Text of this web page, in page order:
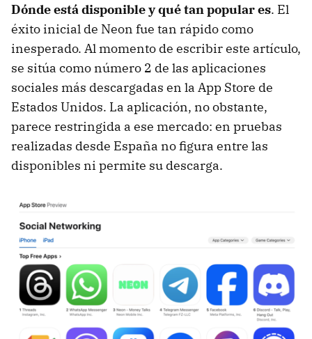
Dónde está disponible y qué tan popular es. El
éxito inicial de Neon fue tan rápido como
inesperado. Al momento de escribir este artículo,
se sitúa como número 2 de las aplicaciones
sociales más descargadas en la App Store de
Estados Unidos. La aplicación, no obstante,
parece restringida a ese mercado: en pruebas
realizadas desde España no figura entre las
disponibles ni permite su descarga.